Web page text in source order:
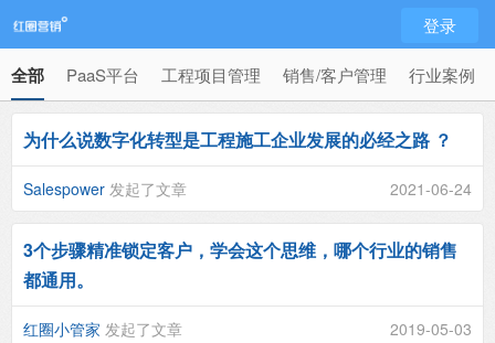
登录
全部 PaaS平台 工程项目管理 销售/客户管理 行业案例
为什么说数字化转型是工程施工企业发展的必经之路 ？
Salespower 发起了文章 2021-06-24
3个步骤精准锁定客户，学会这个思维，哪个行业的销售
都通用。
红圈小管家 发起了文章 2019-05-03